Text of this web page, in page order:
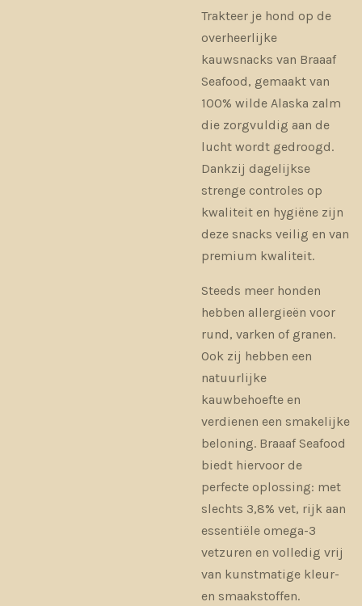
Trakteer je hond op de
overheerlijke
kauwsnacks van Braaaf
Seafood, gemaakt van
100% wilde Alaska zalm
die zorgvuldig aan de
lucht wordt gedroogd.
Dankzij dagelijkse
strenge controles op
kwaliteit en hygiëne zijn
deze snacks veilig en van
premium kwaliteit.
Steeds meer honden
hebben allergieën voor
rund, varken of granen.
Ook zij hebben een
natuurlijke
kauwbehoefte en
verdienen een smakelijke
beloning. Braaaf Seafood
biedt hiervoor de
perfecte oplossing: met
slechts 3,8% vet, rijk aan
essentiële omega-3
vetzuren en volledig vrij
van kunstmatige kleur-
en smaakstoffen.